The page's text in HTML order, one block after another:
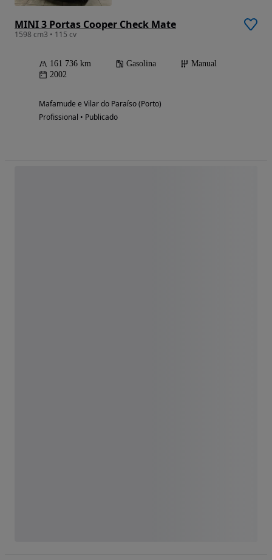
MINI 3 Portas Cooper Check Mate
1598 cm3 • 115 cv
161 736 km Gasolina
Manual
2002
Mafamude e Vilar do Paraíso (Porto)
Profissional • Publicado